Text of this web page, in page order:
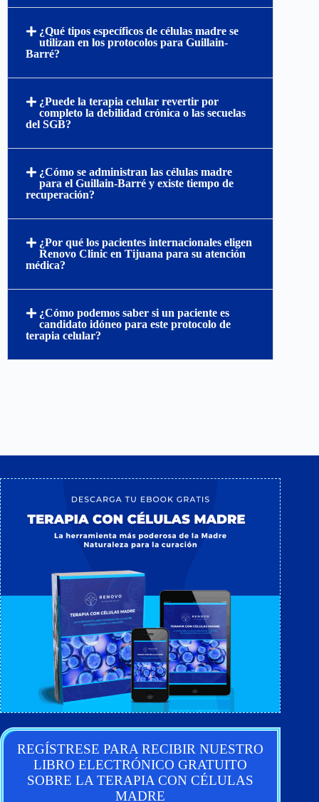
¿Qué tipos específicos de células madre se
utilizan en los protocolos para Guillain-
Barré?
¿Puede la terapia celular revertir por
completo la debilidad crónica o las secuelas
del SGB?
¿Cómo se administran las células madre
para el Guillain-Barré y existe tiempo de
recuperación?
¿Por qué los pacientes internacionales eligen
Renovo Clinic en Tijuana para su atención
médica?
¿Cómo podemos saber si un paciente es
candidato idóneo para este protocolo de
terapia celular?
REGÍSTRESE PARA RECIBIR NUESTRO
LIBRO ELECTRÓNICO GRATUITO
SOBRE LA TERAPIA CON CÉLULAS
MADRE